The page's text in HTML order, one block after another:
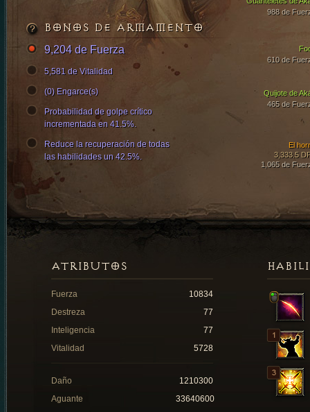
988 de
Quijote de
465 de
El
3,333.5
1,065 de
610 de
BONOS DE ARMAMENTO
9,204 de Fuerza
5,581 de Vitalidad
(0) Engarce(s)
Probabilidad de golpe crítico
incrementada en 41.5%.
Reduce la recuperación de todas
las habilidades un 42.5%.
ATRIBUTOS
Fuerza
10834
Destreza
77
Inteligencia
77
Vitalidad
5728
Daño
1210300
Aguante
33640600